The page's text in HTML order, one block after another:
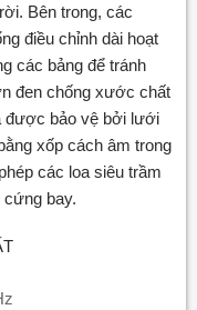
Bên trong, các
điều chỉnh dài hoạt
các bảng để tránh
đen chống xước chất
được bảo vệ bởi lưới
xốp cách âm trong
các loa siêu trầm
bay.